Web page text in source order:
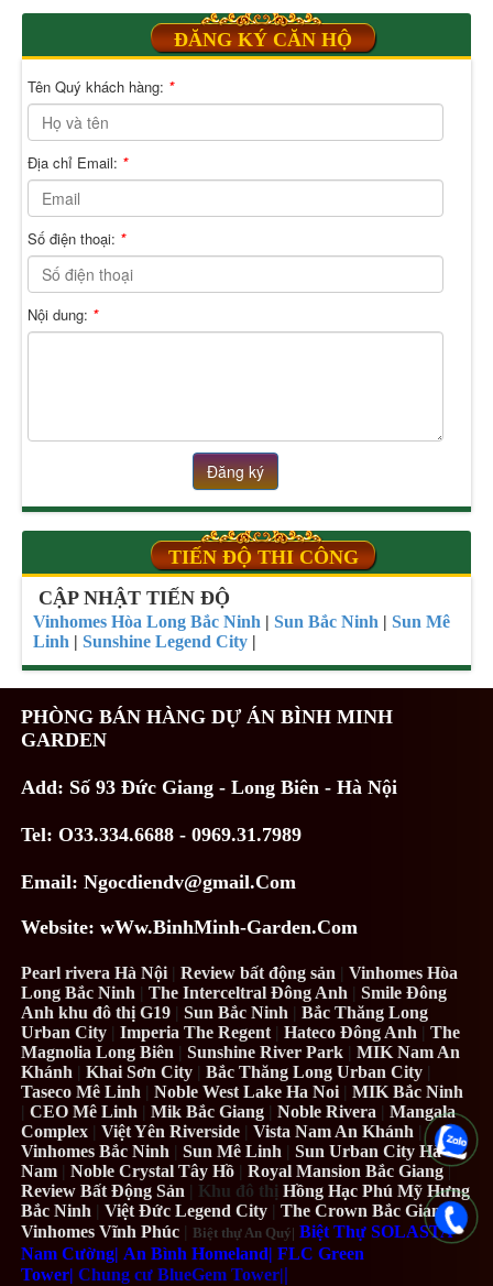
ĐĂNG KÝ CĂN HỘ
Tên Quý khách hàng: *
Địa chỉ Email: *
Số điện thoại: *
Nội dung: *
Đăng ký
TIẾN ĐỘ THI CÔNG
CẬP NHẬT TIẾN ĐỘ
Vinhomes Hòa Long Bắc Ninh |Sun Bắc Ninh |Sun Mê
Linh |Sunshine Legend City |
PHÒNG BÁN HÀNG DỰ ÁN BÌNH MINH
GARDEN
Add: Số 93 Đức Giang - Long Biên - Hà Nội
Tel: O33.334.6688 - 0969.31.7989
Email: Ngocdiendv@gmail.Com
Website: wWw.BinhMinh-Garden.Com
Pearl rivera Hà Nội |Review bất động sản |Vinhomes Hòa
Long Bắc Ninh |The Interceltral Đông Anh |Smile Đông
Anh khu đô thị G19 |Sun Bắc Ninh |Bắc Thăng Long
Urban City |Imperia The Regent |Hateco Đông Anh |The
Magnolia Long Biên |Sunshine River Park |MIK Nam An
Khánh |Khai Sơn City |Bắc Thăng Long Urban City |
Taseco Mê Linh |Noble West Lake Ha Noi | MIK Bắc Ninh
|CEO Mê Linh |Mik Bắc Giang |Noble Rivera |Mangala
Complex |Việt Yên Riverside |Vista Nam An Khánh |
Vinhomes Bắc Ninh |Sun Mê Linh |Sun Urban City Hà
Nam | Noble Crystal Tây Hồ |Royal Mansion Bắc Giang|
Review Bất Động Sản | Khu đô thịHồng Hạc Phú Mỹ Hưng
Bắc Ninh |Việt Đức Legend City |The Crown Bắc Giang|
Vinhomes Vĩnh Phúc | Biệt thự An Quý| Biệt Thự SOLASTA
Nam Cường| An Bình Homeland| FLC Green
Tower| Chung cư BlueGem Tower||